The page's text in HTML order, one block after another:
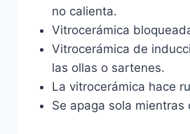
no calienta.
Vitrocerámica
Vitrocerámica de
las ollas o sartenes.
La vitrocerámica hace
Se apaga sola mientras